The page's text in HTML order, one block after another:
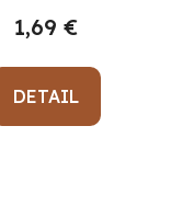
1,69 €
DETAIL